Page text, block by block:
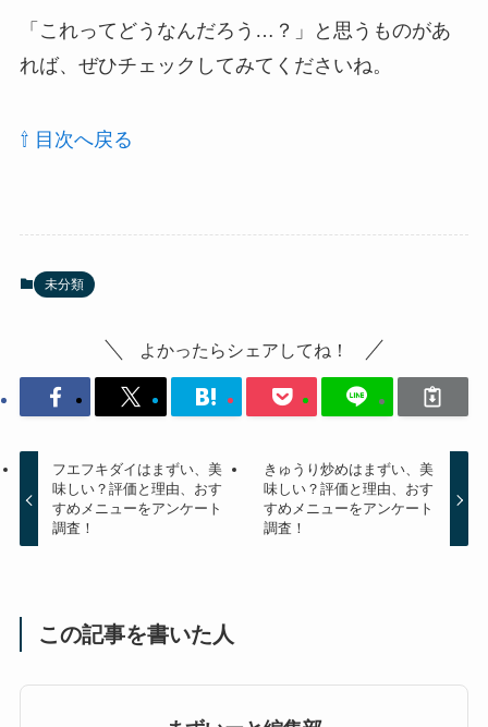
「これってどうなんだろう…？」と思うものがあ
れば、ぜひチェックしてみてくださいね。
⇧ 目次へ戻る
未分類
よかったらシェアしてね！
フエフキダイはまずい、美
味しい？評価と理由、おす
すめメニューをアンケート
調査！
きゅうり炒めはまずい、美
味しい？評価と理由、おす
すめメニューをアンケート
調査！
この記事を書いた人